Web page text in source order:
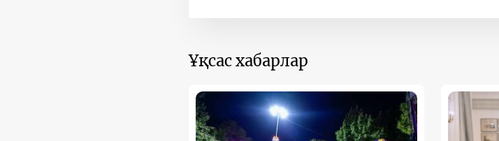
Ұқсас хабарлар